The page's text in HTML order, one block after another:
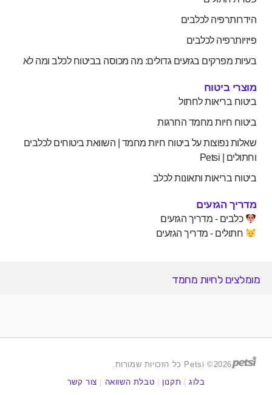
הידרותרפיה לכלבים
פיזיותרפיה לכלבים
בעיות מפרקים בגזעים גדולים: מה מכוסה בביטוח לכלב ומה לא
מוצרי ביטוח
ביטוח בריאות לחתול
ביטוח חיות מחמד החרגות
שאלות נפוצות על ביטוח חיות מחמד | השוואת ביטוחים לכלבים
וחתולים | Petsi
ביטוח בריאות ותאונות לכלב
מדריך הגזעים
כלבים - מדריך הגזעים
חתולים - מדריך הגזעים
מומלצים לחיות מחמד
2026© Petsi כל הזכויות שמורות.
בלוג
תקנון טבלת השוואה צור קשר